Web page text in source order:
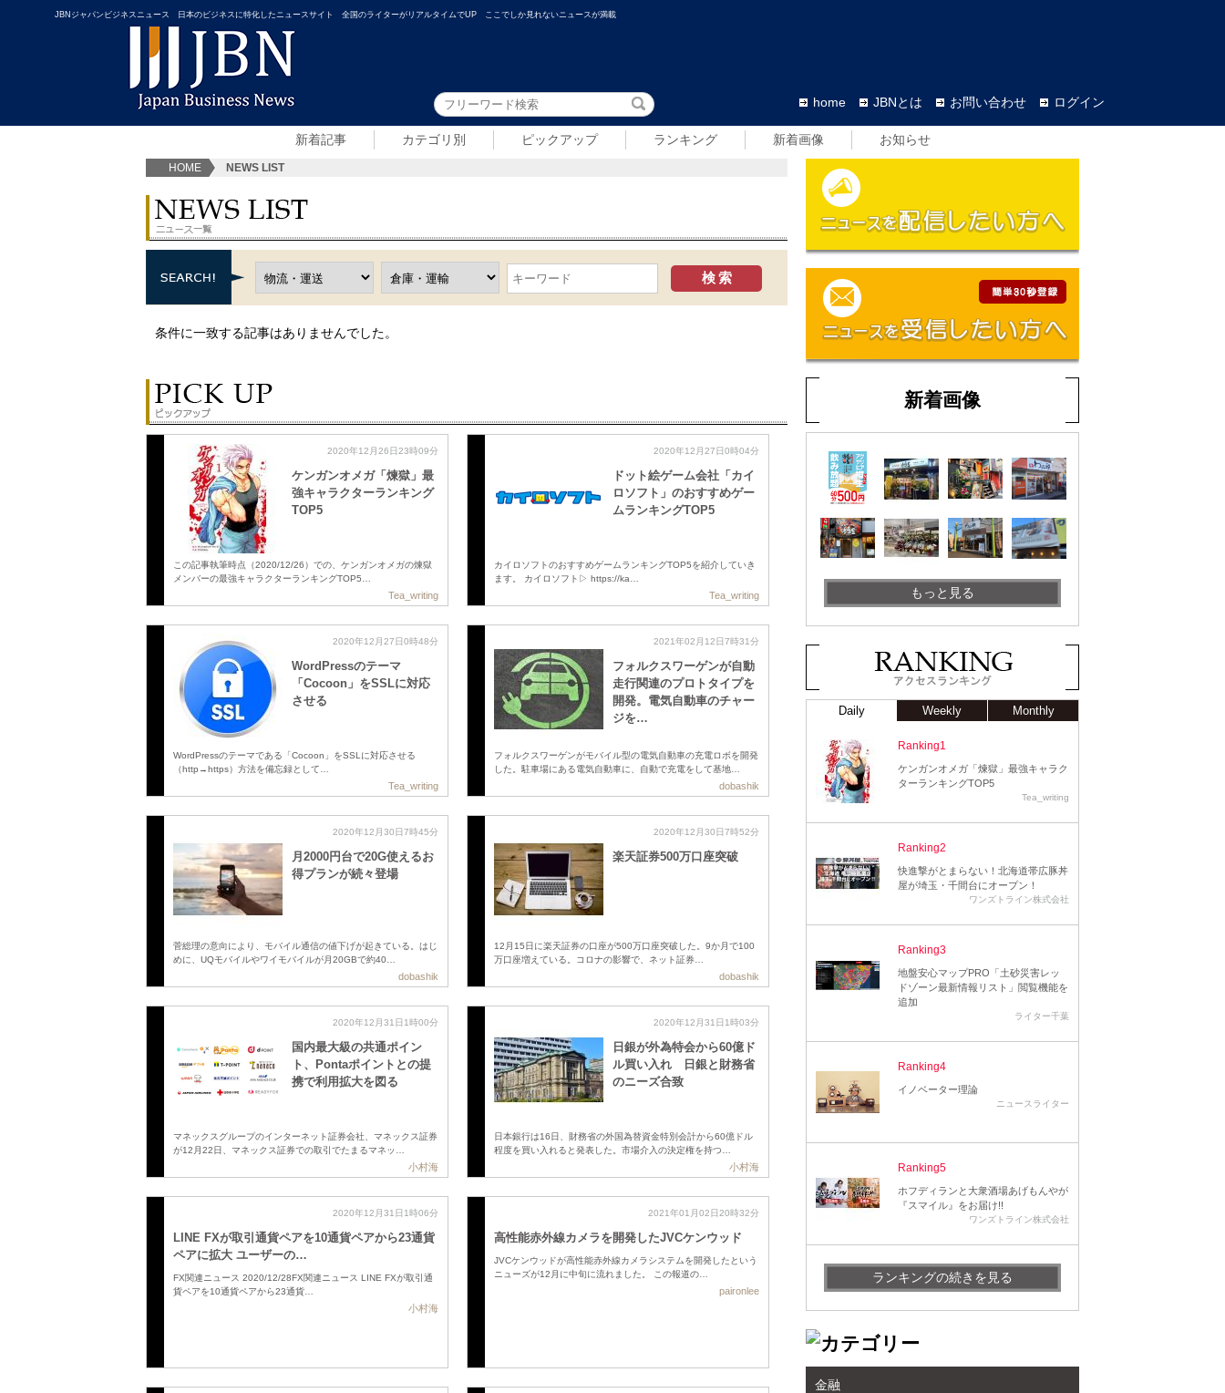
JBNジャパンビジネスニュース 日本のビジネスに特化したニュースサイト 全国のライターがリアルタイムでUP ここでしか見れないニュースが満載
home JBNとは お問い合わせ ログイン
新着記事 カテゴリ別 ピックアップ ランキング 新着画像 お知らせ
HOME NEWS LIST
条件に一致する記事はありませんでした。
2020年12月26日23時09分
ケンガンオメガ「煉獄」最
強キャラクターランキング
TOP5
この記事執筆時点（2020/12/26）での、ケンガンオメガの煉獄
メンバーの最強キャラクターランキングTOP5…
Tea_writing
2020年12月27日0時04分
ドット絵ゲーム会社「カイ
ロソフト」のおすすめゲー
ムランキングTOP5
カイロソフトのおすすめゲームランキングTOP5を紹介していき
ます。 カイロソフト▷ https://ka…
Tea_writing
2020年12月27日0時48分
WordPressのテーマ
「Cocoon」をSSLに対応
させる
WordPressのテーマである「Cocoon」をSSLに対応させる
（http→https）方法を備忘録として…
Tea_writing
2021年02月12日7時31分
フォルクスワーゲンが自動
走行関連のプロトタイプを
開発。電気自動車のチャー
ジを…
フォルクスワーゲンがモバイル型の電気自動車の充電ロボを開発
した。駐車場にある電気自動車に、自動で充電をして基地…
dobashik
2020年12月30日7時45分
月2000円台で20G使えるお
得プランが続々登場
菅総理の意向により、モバイル通信の値下げが起きている。はじ
めに、UQモバイルやワイモバイルが月20GBで約40…
dobashik
2020年12月30日7時52分
楽天証券500万口座突破
12月15日に楽天証券の口座が500万口座突破した。9か月で100
万口座増えている。コロナの影響で、ネット証券…
dobashik
2020年12月31日1時00分
国内最大級の共通ポイン
ト、Pontaポイントとの提
携で利用拡大を図る
マネックスグループのインターネット証券会社、マネックス証券
が12月22日、マネックス証券での取引でたまるマネッ…
小村海
2020年12月31日1時03分
日銀が外為特会から60億ド
ル買い入れ 日銀と財務省
のニーズ合致
日本銀行は16日、財務省の外国為替資金特別会計から60億ドル
程度を買い入れると発表した。市場介入の決定権を持つ…
小村海
2020年12月31日1時06分
LINE FXが取引通貨ペアを10通貨ペアから23通貨
ペアに拡大 ユーザーの…
FX関連ニュース 2020/12/28FX関連ニュース LINE FXが取引通
貨ペアを10通貨ペアから23通貨…
小村海
2021年01月02日20時32分
高性能赤外線カメラを開発したJVCケンウッド
JVCケンウッドが高性能赤外線カメラシステムを開発したという
ニューズが12月に中旬に流れました。 この報道の…
paironlee
新着画像
もっと見る
Daily Weekly Monthly
Ranking1
ケンガンオメガ「煉獄」最強キャラク
ターランキングTOP5
Tea_writing
Ranking2
快進撃がとまらない！北海道帯広豚丼
屋が埼玉・千間台にオープン！
ワンズトライン株式会社
Ranking3
地盤安心マップPRO「土砂災害レッ
ドゾーン最新情報リスト」閲覧機能を
追加
ライター千葉
Ranking4
イノベーター理論
ニュースライター
Ranking5
ホフディランと大衆酒場あげもんやが
『スマイル』をお届け!!
ワンズトライン株式会社
ランキングの続きを見る
金融